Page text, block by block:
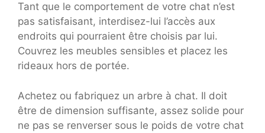
Tant que le comportement de votre chat n’est
pas satisfaisant, interdisez-lui l’accès aux
endroits qui pourraient être choisis par lui.
Couvrez les meubles sensibles et placez les
rideaux hors de portée.
Achetez ou fabriquez un arbre à chat. Il doit
être de dimension suffisante, assez solide pour
ne pas se renverser sous le poids de votre chat